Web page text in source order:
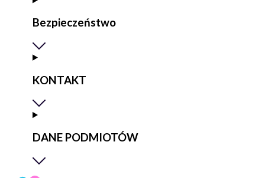
Bezpieczeństwo
KONTAKT
DANE PODMIOTÓW